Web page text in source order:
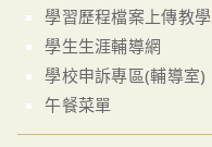
學習歷程檔案上傳教學
學生生涯輔導網
學校申訴專區(輔導室)
午餐菜單